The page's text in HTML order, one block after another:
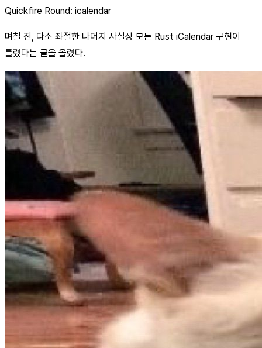
Quickfire Round: icalendar
며칠 전, 다소 좌절한 나머지 사실상 모든 Rust iCalendar 구현이
틀렸다는 글을 올렸다.